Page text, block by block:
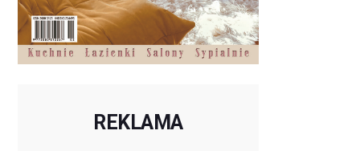
REKLAMA